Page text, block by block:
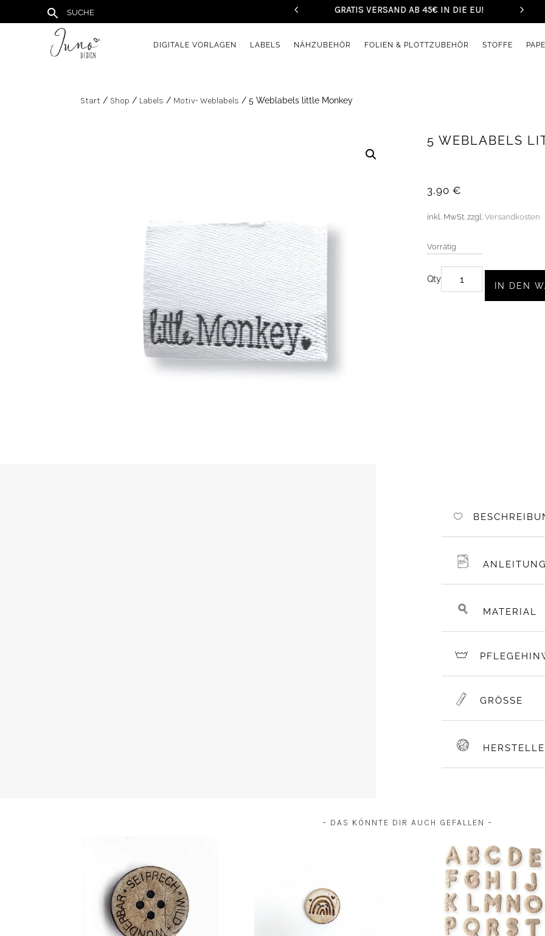
GRATIS VERSAND AB 45€ IN DIE EU!
DIGITALE VORLAGEN LABELS NÄHZUBEHÖR FOLIEN & PLOTTZUBEHÖR STOFFE
Start / Shop / Labels / Motiv- Weblabels / 5 Weblabels little Monkey
5 WEBLABELS
3,90 €
inkl. MwSt. zzgl. Versandkosten
Vorrätig
IN DEN
ANLEITUNG
MATERIAL
GRÖSSE
– DAS KÖNNTE DIR AUCH GEFALLEN –